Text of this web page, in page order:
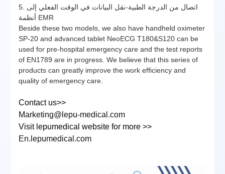
5. اتصال من الدرجة الطبية-نقل البيانات في الوقت الفعلي إلى
أنظمة EMR
Beside these two models, we also have handheld oximeter
SP-20 and advanced tablet NeoECG T180&S120 can be
used for pre-hospital emergency care and the test reports
of EN1789 are in progress. We believe that this series of
products can greatly improve the work efficiency and
quality of emergency care.
Contact us>>
Marketing@lepu-medical.com
Visit lepumedical website for more >>
En.lepumedical.com